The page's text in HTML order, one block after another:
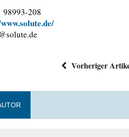
98993-208
Vorheriger